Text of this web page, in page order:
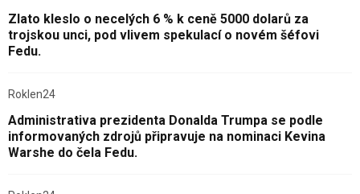
Zlato kleslo o necelých 6 % k ceně 5000 dolarů za
trojskou unci, pod vlivem spekulací o novém šéfovi
Fedu.
Roklen24
Administrativa prezidenta Donalda Trumpa se podle
informovaných zdrojů připravuje na nominaci Kevina
Warshe do čela Fedu.